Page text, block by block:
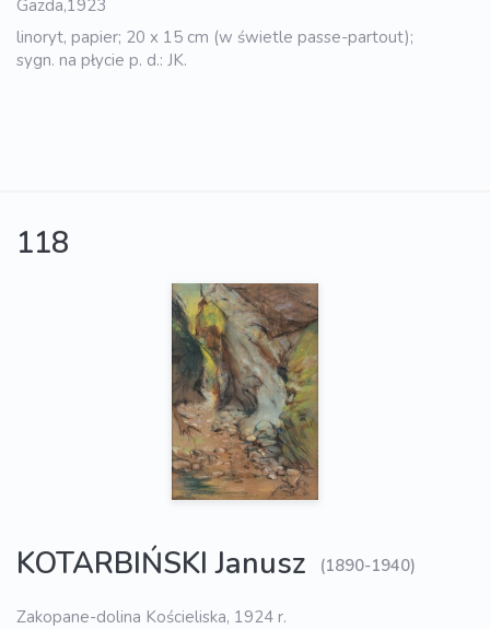
Gazda,1923
linoryt, papier; 20 x 15 cm (w świetle passe-partout);
sygn. na płycie p. d.: JK.
118
KOTARBIŃSKI Janusz (1890-1940)
Zakopane-dolina Kościeliska, 1924 r.